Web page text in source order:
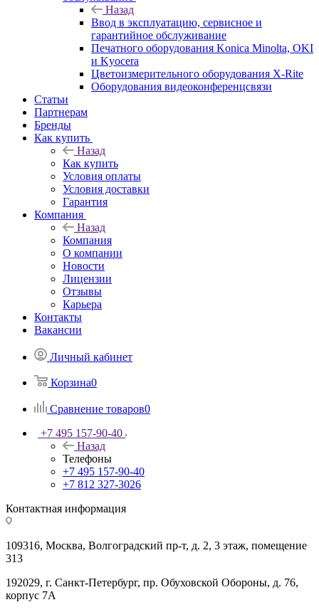
Назад
Ввод в эксплуатацию, сервисное и
гарантийное обслуживание
Печатного оборудования Konica Minolta, OKI
и Kyocera
Цветоизмерительного оборудования X-Rite
Оборудования видеоконференцсвязи
Статьи
Партнерам
Бренды
Как купить
Назад
Как купить
Условия оплаты
Условия доставки
Гарантия
Компания
Назад
Компания
О компании
Новости
Лицензии
Отзывы
Карьера
Контакты
Вакансии
Личный кабинет
Корзина0
Сравнение товаров0
+7 495 157-90-40
Назад
Телефоны
+7 495 157-90-40
+7 812 327-3026
Контактная информация
109316, Москва, Волгоградский пр-т, д. 2, 3 этаж, помещение
313
192029, г. Санкт-Петербург, пр. Обуховской Обороны, д. 76,
корпус 7А